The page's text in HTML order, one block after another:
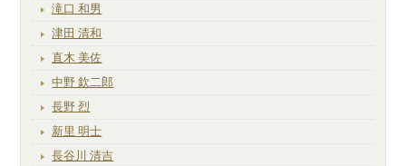
滝口 和男
津田 清和
直木 美佐
中野 欽二郎
長野 烈
新里 明士
長谷川 清吉